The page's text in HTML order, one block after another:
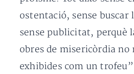
ostentació, sense buscar
sense publicitat, perquè
obres de misericòrdia no
exhibides com un